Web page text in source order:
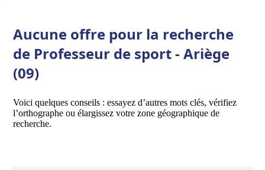
Aucune offre pour la recherche
de Professeur de sport - Ariège
(09)
Voici quelques conseils : essayez d’autres mots clés, vérifiez
l’orthographe ou élargissez votre zone géographique de
recherche.